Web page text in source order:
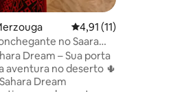
5, 12 avaliações
4,91 de uma
4,91 (11)
no Saara
no deserto
Dream – Sua porta
aventura no deserto 🌵